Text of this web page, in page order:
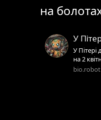
на
У
У Пітері
на 2
bio.robot